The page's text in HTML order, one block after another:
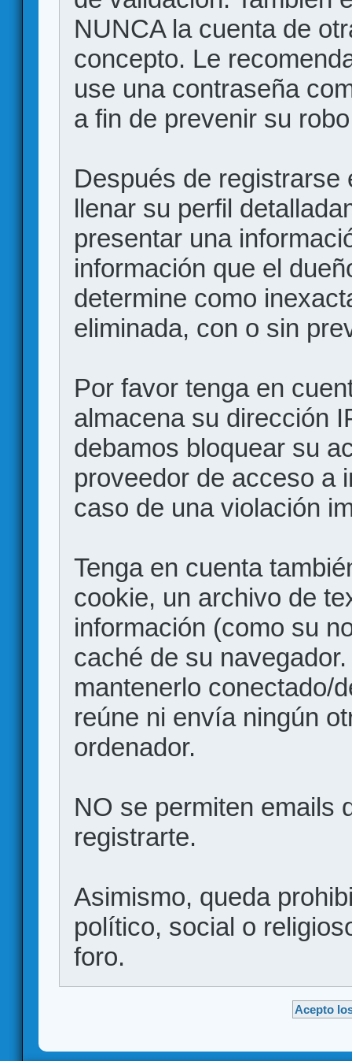
NUNCA la cuenta de
concepto. Le
use una contraseña
a fin de prevenir su
Después de registrarse
llenar su perfil
presentar una
información que el
determine como
eliminada, con o sin
Por favor tenga en
almacena su dirección
debamos bloquear su
proveedor de acceso a
caso de una violación
Tenga en cuenta
cookie, un archivo de
información (como su
caché de su
mantenerlo conectado/
reúne ni envía ningún
ordenador.
NO se permiten emails
registrarte.
Asimismo, queda
político, social o
foro.